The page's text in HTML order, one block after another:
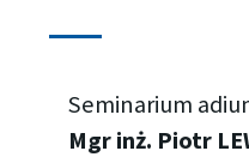
Seminarium
Mgr inż. Piotr